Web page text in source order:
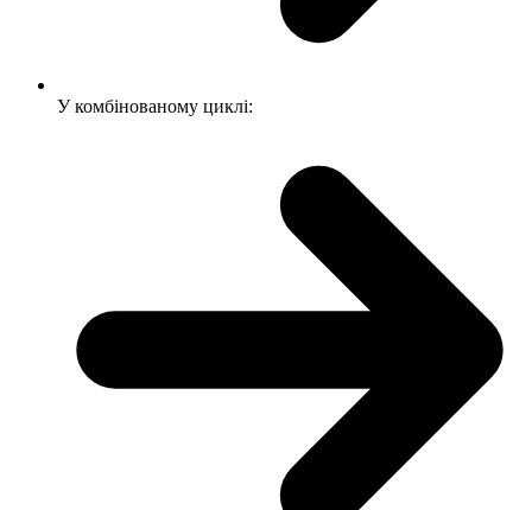
У комбінованому циклі: